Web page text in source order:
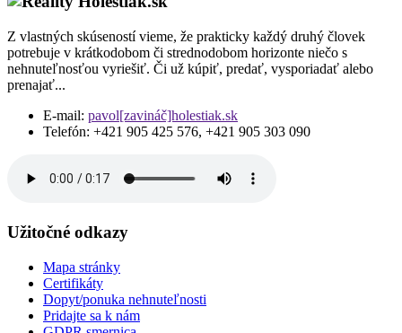
Z vlastných skúseností vieme, že prakticky každý druhý človek
potrebuje v krátkodobom či strednodobom horizonte niečo s
nehnuteľnosťou vyriešiť. Či už kúpiť, predať, vysporiadať alebo
prenajať...
E-mail: pavol[zavináč]holestiak.sk
Telefón: +421 905 425 576, +421 905 303 090
Užitočné odkazy
Mapa stránky
Certifikáty
Dopyt/ponuka nehnuteľnosti
Pridajte sa k nám